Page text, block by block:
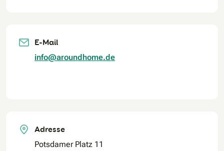
E-Mail
info@aroundhome.de
Adresse
Potsdamer Platz 11